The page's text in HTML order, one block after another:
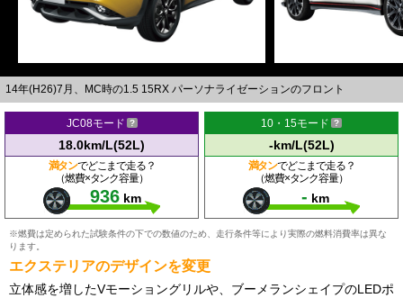
14年(H26)7月、MC時の1.5 15RX パーソナライゼーションのフロント
JC08モード
18.0km/L(52L)
満タンでどこまで走る？
（燃費×タンク容量）
936 km
10・15モード
-km/L(52L)
満タンでどこまで走る？
（燃費×タンク容量）
- km
※燃費は定められた試験条件の下での数値のため、走行条件等により実際の燃料消費率は異な
ります。
エクステリアのデザインを変更
立体感を増したVモーショングリルや、ブーメランシェイプのLEDポ